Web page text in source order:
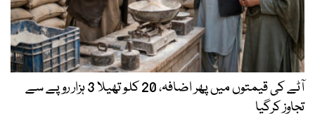
آٹے کی قیمتوں میں پھر اضافہ، 20 کلو تھیلا 3 ہزار روپے سے
تجاوز کرگیا